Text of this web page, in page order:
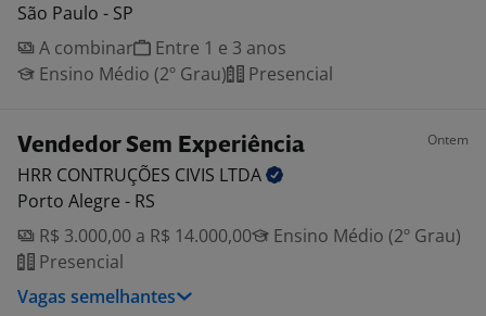
São Paulo - SP
A combinar
Entre 1 e 3 anos
Ensino Médio (2º Grau)
Presencial
Vendedor Sem Experiência Ontem
HRR CONTRUÇÕES CIVIS LTDA
Porto Alegre - RS
R$ 3.000,00 a R$ 14.000,00
Ensino Médio (2º Grau)
Presencial
Vagas semelhantes